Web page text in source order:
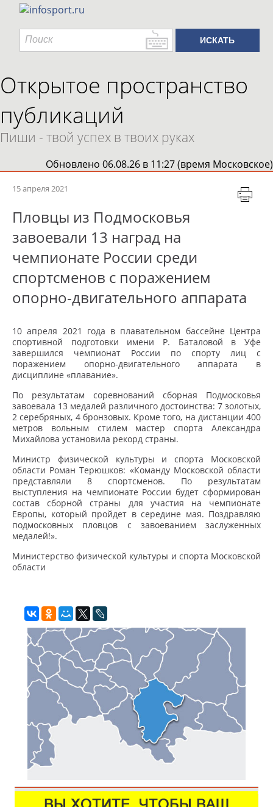
Открытое пространство
публикаций
Пиши - твой успех в твоих руках
Обновлено 06.08.26 в 11:27 (время Московское)
15 апреля 2021
Пловцы из Подмосковья
завоевали 13 наград на
чемпионате России среди
спортсменов с поражением
опорно-двигательного аппарата
10 апреля 2021 года в плавательном бассейне Центра
спортивной подготовки имени Р. Баталовой в Уфе
завершился чемпионат России по спорту лиц с
поражением опорно-двигательного аппарата в
дисциплине «плавание».
По результатам соревнований сборная Подмосковья
завоевала 13 медалей различного достоинства: 7 золотых,
2 серебряных, 4 бронзовых. Кроме того, на дистанции 400
метров вольным стилем мастер спорта Александра
Михайлова установила рекорд страны.
Министр физической культуры и спорта Московской
области Роман Терюшков: «Команду Московской области
представляли 8 спортсменов. По результатам
выступления на чемпионате России будет сформирован
состав сборной страны для участия на чемпионате
Европы, который пройдет в середине мая. Поздравляю
подмосковных пловцов с завоеванием заслуженных
медалей!».
Министерство физической культуры и спорта Московской
области